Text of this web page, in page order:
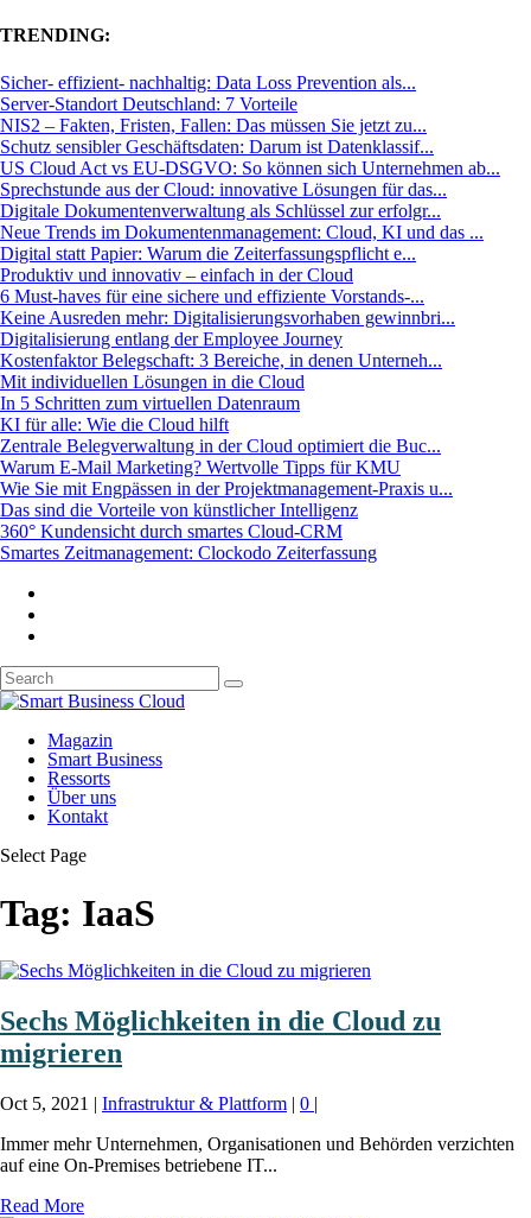
TRENDING:
Sicher- effizient- nachhaltig: Data Loss Prevention als...
Server-Standort Deutschland: 7 Vorteile
NIS2 – Fakten, Fristen, Fallen: Das müssen Sie jetzt zu...
Schutz sensibler Geschäftsdaten: Darum ist Datenklassif...
US Cloud Act vs EU-DSGVO: So können sich Unternehmen ab...
Sprechstunde aus der Cloud: innovative Lösungen für das...
Digitale Dokumentenverwaltung als Schlüssel zur erfolgr...
Neue Trends im Dokumentenmanagement: Cloud, KI und das ...
Digital statt Papier: Warum die Zeiterfassungspflicht e...
Produktiv und innovativ – einfach in der Cloud
6 Must-haves für eine sichere und effiziente Vorstands-...
Keine Ausreden mehr: Digitalisierungsvorhaben gewinnbri...
Digitalisierung entlang der Employee Journey
Kostenfaktor Belegschaft: 3 Bereiche, in denen Unterneh...
Mit individuellen Lösungen in die Cloud
In 5 Schritten zum virtuellen Datenraum
KI für alle: Wie die Cloud hilft
Zentrale Belegverwaltung in der Cloud optimiert die Buc...
Warum E-Mail Marketing? Wertvolle Tipps für KMU
Wie Sie mit Engpässen in der Projektmanagement-Praxis u...
Das sind die Vorteile von künstlicher Intelligenz
360° Kundensicht durch smartes Cloud-CRM
Smartes Zeitmanagement: Clockodo Zeiterfassung
Magazin
Smart Business
Ressorts
Über uns
Kontakt
Select Page
Tag: IaaS
Sechs Möglichkeiten in die Cloud zu
migrieren
Oct 5, 2021 | Infrastruktur & Plattform | 0 |
Immer mehr Unternehmen, Organisationen und Behörden verzichten
auf eine On-Premises betriebene IT...
Read More